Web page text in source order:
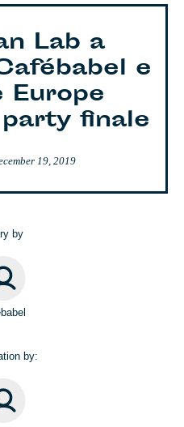
Lab a
e
finale
19, 2019
by
by: